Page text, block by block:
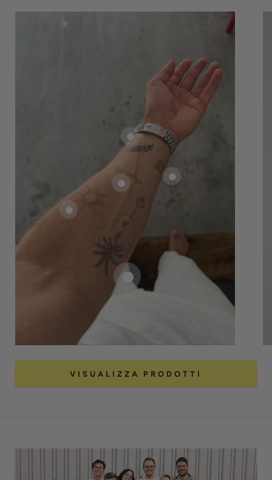
VISUALIZZA PRODOTTI